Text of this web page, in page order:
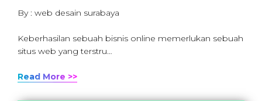
By : web desain surabaya
Keberhasilan sebuah bisnis online memerlukan sebuah
situs web yang terstru…
Read More >>